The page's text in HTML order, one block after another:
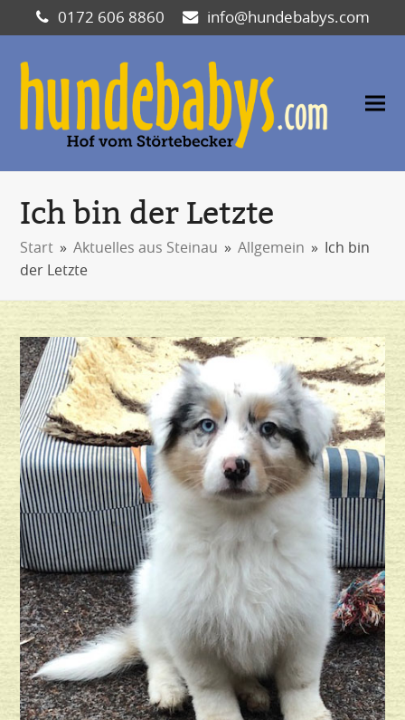
0172 606 8860 info@hundebabys.com
Ich bin der Letzte
Start » Aktuelles aus Steinau » Allgemein » Ich bin
der Letzte